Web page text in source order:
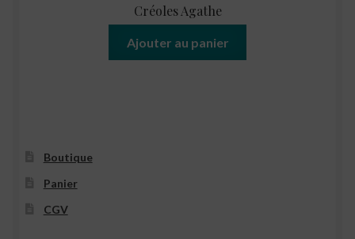
Créoles Agathe
Ajouter au panier
Boutique
Panier
CGV